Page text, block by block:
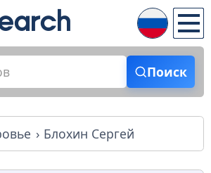
Поиск
Блохин Сергей